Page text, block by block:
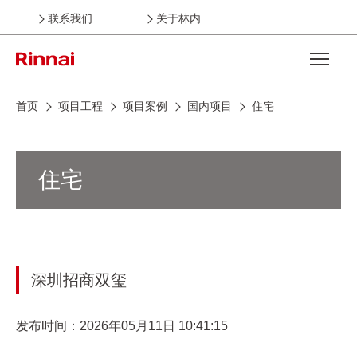
联系我们 关于林内
Open the
首页 项目工程 项目案例 国内项目 住宅
住宅
深圳招商双玺
发布时间：2026年05月11日 10:41:15